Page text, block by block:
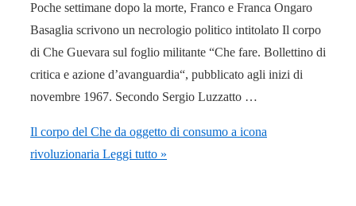
Poche settimane dopo la morte, Franco e Franca Ongaro
Basaglia scrivono un necrologio politico intitolato Il corpo
di Che Guevara sul foglio militante “Che fare. Bollettino di
critica e azione d’avanguardia“, pubblicato agli inizi di
novembre 1967. Secondo Sergio Luzzatto …
Il corpo del Che da oggetto di consumo a icona
rivoluzionaria Leggi tutto »